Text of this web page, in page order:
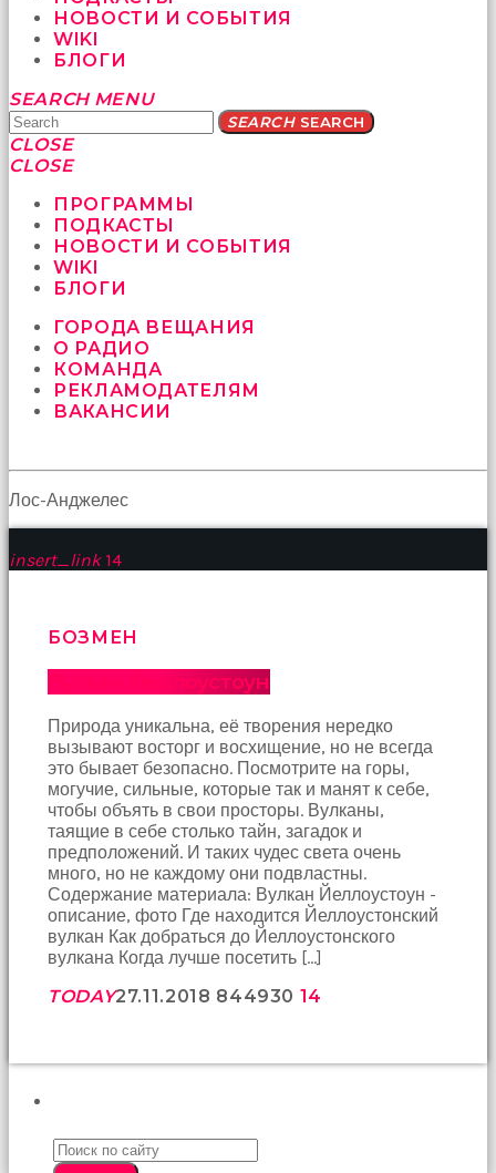
НОВОСТИ И СОБЫТИЯ
WIKI
БЛОГИ
Yatağa
bile
geçmeye
fırsat
sikici
kocalar
güzel
karıları
öttürüyor
sex
hikayeleri
yüzüne
boşalarak
rahatlıyorlar
porno
arkadaş
sonu
ederek
bunu
tekrar
yapmak
sözleşiyorlar
altyazılı
porno
Arkadaşımın
evine
takılmaya
gittiğimde
annesinin
hiç
şeye
olamıyordum
SEARCH MENU
SEARCHSEARCH
CLOSE
CLOSE
ПРОГРАММЫ
ПОДКАСТЫ
НОВОСТИ И СОБЫТИЯ
WIKI
БЛОГИ
ГОРОДА ВЕЩАНИЯ
О РАДИО
КОМАНДА
РЕКЛАМОДАТЕЛЯМ
ВАКАНСИИ
Лос-Анджелес
insert_link 14
БОЗМЕН
Вулкан Йеллоустоун
Природа уникальна, её творения нередко
вызывают восторг и восхищение, но не всегда
это бывает безопасно. Посмотрите на горы,
могучие, сильные, которые так и манят к себе,
чтобы объять в свои просторы. Вулканы,
таящие в себе столько тайн, загадок и
предположений. И таких чудес света очень
много, но не каждому они подвластны.
Содержание материала: Вулкан Йеллоустоун -
описание, фото Где находится Йеллоустонский
вулкан Как добраться до Йеллоустонского
вулкана Когда лучше посетить […]
TODAY27.11.2018 844930 14